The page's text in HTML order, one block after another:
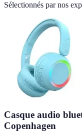
Sélectionnés par nos
Casque audio
Copenhagen